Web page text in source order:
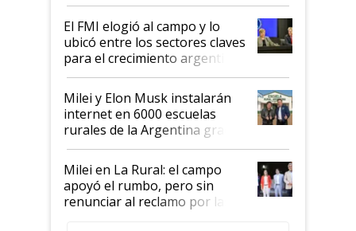
de Milei
El FMI elogió al campo y lo
ubicó entre los sectores claves
para el crecimiento argentino
Milei y Elon Musk instalarán
internet en 6000 escuelas
rurales de la Argentina gracias
a un acuerdo con Starlink
Milei en La Rural: el campo
apoyó el rumbo, pero sin
renunciar al reclamo por las